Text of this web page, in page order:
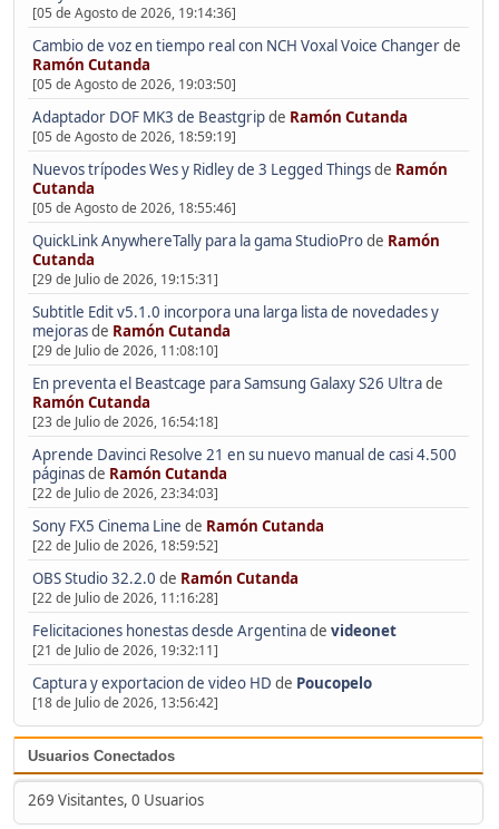
[05 de Agosto de 2026, 19:14:36]
Cambio de voz en tiempo real con NCH Voxal Voice Changerde
Ramón Cutanda
[05 de Agosto de 2026, 19:03:50]
Adaptador DOF MK3 de Beastgripde Ramón Cutanda
[05 de Agosto de 2026, 18:59:19]
Nuevos trípodes Wes y Ridley de 3 Legged Thingsde Ramón
Cutanda
[05 de Agosto de 2026, 18:55:46]
QuickLink AnywhereTally para la gama StudioProde Ramón
Cutanda
[29 de Julio de 2026, 19:15:31]
Subtitle Edit v5.1.0 incorpora una larga lista de novedades y
mejorasde Ramón Cutanda
[29 de Julio de 2026, 11:08:10]
En preventa el Beastcage para Samsung Galaxy S26 Ultrade
Ramón Cutanda
[23 de Julio de 2026, 16:54:18]
Aprende Davinci Resolve 21 en su nuevo manual de casi 4.500
páginasde Ramón Cutanda
[22 de Julio de 2026, 23:34:03]
Sony FX5 Cinema Line de Ramón Cutanda
[22 de Julio de 2026, 18:59:52]
OBS Studio 32.2.0 de Ramón Cutanda
[22 de Julio de 2026, 11:16:28]
Felicitaciones honestas desde Argentinade videonet
[21 de Julio de 2026, 19:32:11]
Captura y exportacion de video HD de Poucopelo
[18 de Julio de 2026, 13:56:42]
Usuarios Conectados
269 Visitantes, 0 Usuarios